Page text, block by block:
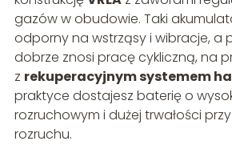
gazów w obudowie. Taki
odporny na wstrząsy i wibracje, a
dobrze znosi pracę cykliczną, na
z rekuperacyjnym systemem
praktyce dostajesz baterię o
rozruchowym i dużej trwałości
rozruchu.